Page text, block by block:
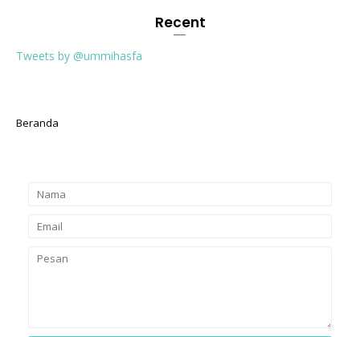
Recent
Tweets by @ummihasfa
Beranda